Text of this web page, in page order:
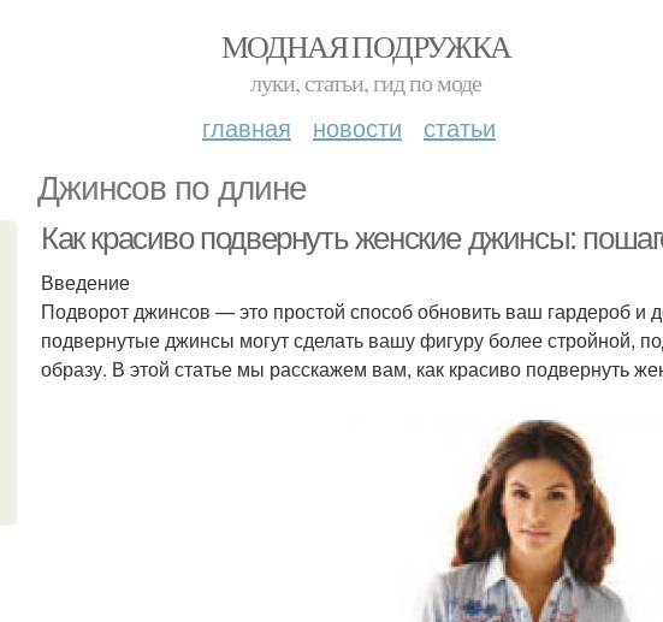
МОДНАЯ ПОДРУЖКА
луки, статьи, гид по моде
главная новости статьи
Джинсов по длине
Как красиво подвернуть женские джинсы:
Введение
Подворот джинсов — это простой способ обновить ваш гардероб и
подвернутые джинсы могут сделать вашу фигуру более стройной,
образу. В этой статье мы расскажем вам, как красиво подвернуть